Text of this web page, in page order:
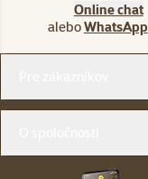
Online chat
aleboWhatsApp